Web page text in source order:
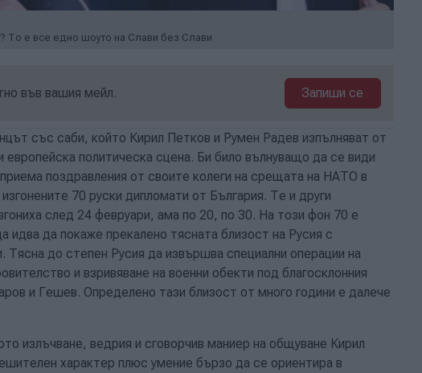
То е все едно шоуто на Слави без Слави
във вашия мейл. Запиши се
със саби, който Кирил Петков и Румен Радев изпълняват от
европейска политическа сцена. Би било вълнуващо да се види
поздравления от своите колеги на срещата на НАТО в
70 руски дипломати от България. Те и други
след 24 февруари, ама по 20, по 30. На този фон 70 е
идва да покаже прекалено тясната близост на Русия с
Тясна до степен Русия да извършва специални операции на
и взривяване на военни обекти под благосклонния
и Гешев. Определено тази близост от много години е далече
излъчване, ведрия и сговорчив маниер на общуване Кирил
характер плюс умение бързо да се ориентира в